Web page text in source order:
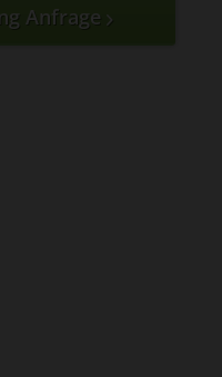
Anfrage